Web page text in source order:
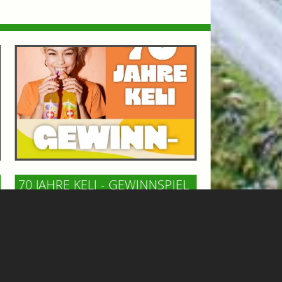
70 JAHRE KELI - GEWINNSPIEL